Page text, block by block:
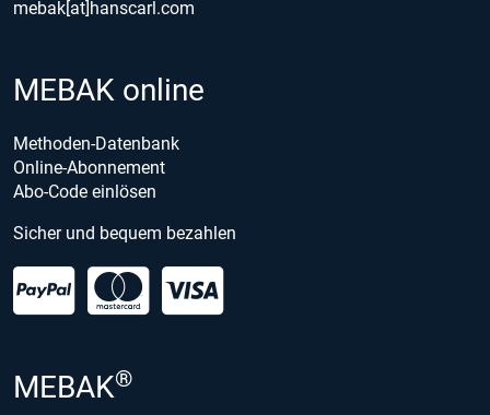
mebak[at]hanscarl.com
MEBAK online
Methoden-Datenbank
Online-Abonnement
Abo-Code einlösen
Sicher und bequem bezahlen
MEBAK®